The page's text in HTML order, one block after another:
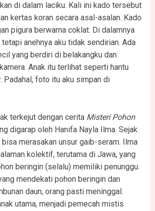
di dalam laciku. Kali ini kado tersebut
kertas koran secara asal-asalan. Kado
pigura berwarna coklat. Di dalamnya
anehnya aku tidak sendirian. Ada
yang berdiri di belakangku dan
Anak itu terlihat seperti hantu
Padahal, foto itu aku simpan di
terkejut dengan cerita Misteri Pohon
digarap oleh Hanifa Nayla Ilma. Sejak
bisa merasakan unsur gaib-seram. Ilma
kolektif, terutama di Jawa, yang
beringin (selalu) memiliki penunggu.
mendekati pohon beringin dan
daun, orang pasti meninggal.
utama, menjadi pemecah mistis